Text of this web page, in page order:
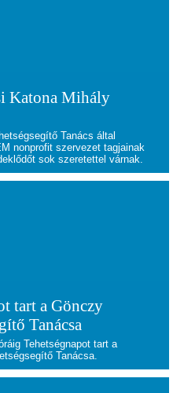
Katona Mihály
Tanács által
nonprofit szervezet tagjainak
sok szeretettel várnak.
tart a Gönczy
Tanácsa
Tehetségnapot tart a
Tanácsa.